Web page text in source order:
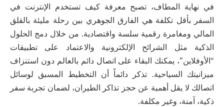
في نهاية المطاف، تصبح معرفة كيف تستخدم الإنترنت في
السفر بأقل تكلفة هي الفارق الجوهري بين رحلة مليئة بالقلق
المالي ومغامرة رقمية سلسة واقتصادية. من خلال دمج الحلول
الذكية مثل الشرائح الإلكترونية والاعتماد على تطبيقات
“الأوفلاين”، يمكنك البقاء على اتصال دائم بالعالم دون استنزاف
ميزانيتك السياحية. تذكر دائماً أن التخطيط المسبق لوسائل
اتصالك لا يقل أهمية عن حجز تذاكر الطيران، لضمان تجربة سفر
ذكية، آمنة، وغير مكلفة.